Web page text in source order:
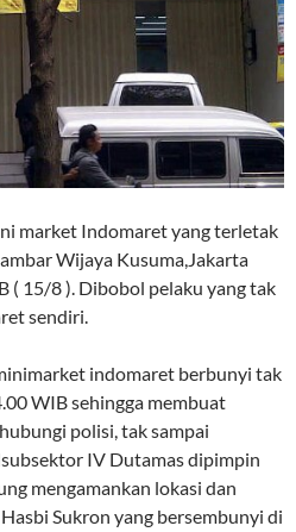
market Indomaret yang terletak
Wijaya Kusuma,Jakarta
( 15/8 ). Dibobol pelaku yang tak
sendiri.
indomaret berbunyi tak
WIB sehingga membuat
polisi, tak sampai
IV Dutamas dipimpin
mengamankan lokasi dan
Sukron yang bersembunyi di